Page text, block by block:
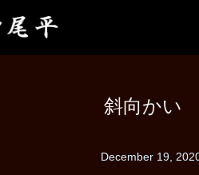
斜向かい
December 19,